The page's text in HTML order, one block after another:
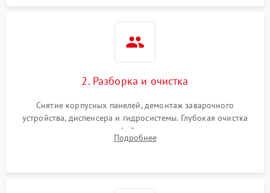
2. Разборка и очистка
Снятие корпусных панелей, демонтаж заварочного
устройства, диспенсера и гидросистемы. Глубокая очистка
внутренних узлов от кофейных масел, жмыха и накипи.
Промывка дренажных каналов и фильтров с использованием
Подробнее